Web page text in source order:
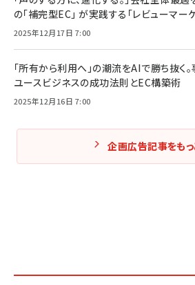
の「補完型EC」 が実践する「レビューマー
2025年12月17日 7:00
「所有から利用へ」の潮流をAIで勝ち抜く
ユースビジネスの成功法則とEC構築術
2025年12月16日 7:00
企画広告記事をも